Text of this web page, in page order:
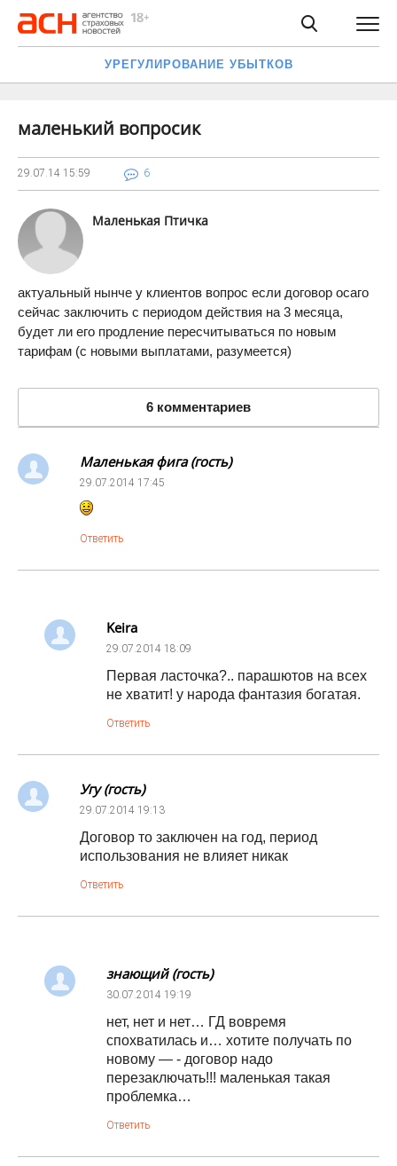
УРЕГУЛИРОВАНИЕ УБЫТКОВ
маленький вопросик
29.07.14 15:59 6
Маленькая Птичка
актуальный нынче у клиентов вопрос если договор осаго
сейчас заключить с периодом действия на 3 месяца,
будет ли его продление пересчитываться по новым
тарифам (с новыми выплатами, разумеется)
6 комментариев
Маленькая фига (гость)
29.07.2014 17:45
Ответить
Keira
29.07.2014 18:09
Первая ласточка?.. парашютов на всех
не хватит! у народа фантазия богатая.
Ответить
Угу (гость)
29.07.2014 19:13
Договор то заключен на год, период
использования не влияет никак
Ответить
знающий (гость)
30.07.2014 19:19
нет, нет и нет… ГД вовремя
спохватилась и… хотите получать по
новому — - договор надо
перезаключать!!! маленькая такая
проблемка…
Ответить